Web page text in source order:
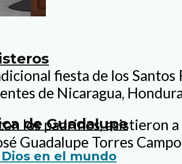
de Guadalupe
fiesta de los
de Nicaragua,
los padrinos, asistieron
Guadalupe Torres